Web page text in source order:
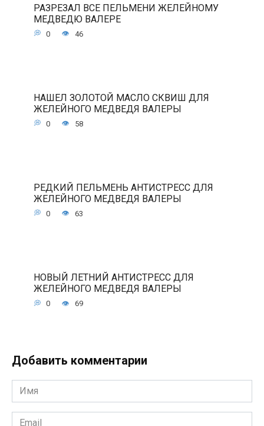
РАЗРЕЗАЛ ВСЕ ПЕЛЬМЕНИ ЖЕЛЕЙНОМУ
МЕДВЕДЮ ВАЛЕРЕ
0 46
НАШЕЛ ЗОЛОТОЙ МАСЛО СКВИШ ДЛЯ
ЖЕЛЕЙНОГО МЕДВЕДЯ ВАЛЕРЫ
0 58
РЕДКИЙ ПЕЛЬМЕНЬ АНТИСТРЕСС ДЛЯ
ЖЕЛЕЙНОГО МЕДВЕДЯ ВАЛЕРЫ
0 63
НОВЫЙ ЛЕТНИЙ АНТИСТРЕСС ДЛЯ
ЖЕЛЕЙНОГО МЕДВЕДЯ ВАЛЕРЫ
0 69
Добавить комментарии
Имя
*
Email